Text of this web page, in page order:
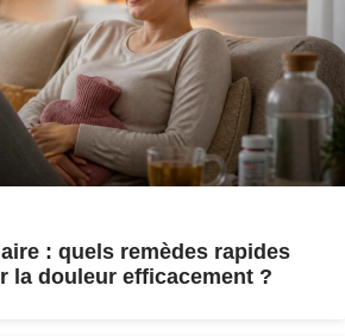
: quels remèdes rapides
la douleur efficacement ?